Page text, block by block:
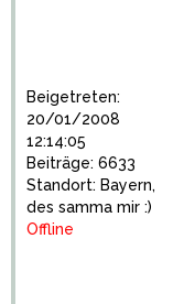
Beigetreten:
20/01/2008
12:14:05
Beiträge: 6633
Standort: Bayern,
des samma mir :)
Offline